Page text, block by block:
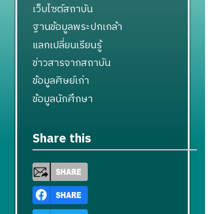
เว็บไซต์สถาบัน
ฐานข้อมูลพระปกเกล้า
แลกเปลี่ยนเรียนรู้
ข่าวสารจากสถาบัน
ข้อมูลศิษย์เก่า
ข้อมูลนักศึกษา
Share this